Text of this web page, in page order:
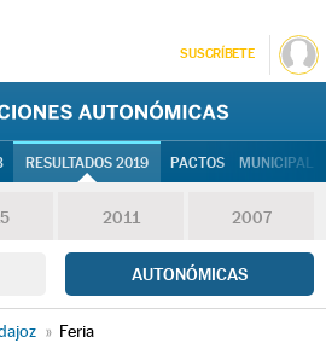
SUSCRÍBETE
RESULTADOS 2019 PACTOS
2011 2007
AUTONÓMICAS
» Feria